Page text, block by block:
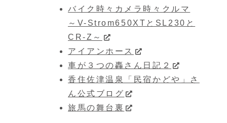
バイク時々カメラ時々クルマ
～V-Strom650XTとSL230と
CR-Z～
アイアンホース
車が３つの轟さん日記２
香住佐津温泉「民宿かどや」さ
ん公式ブログ
旅馬の舞台裏